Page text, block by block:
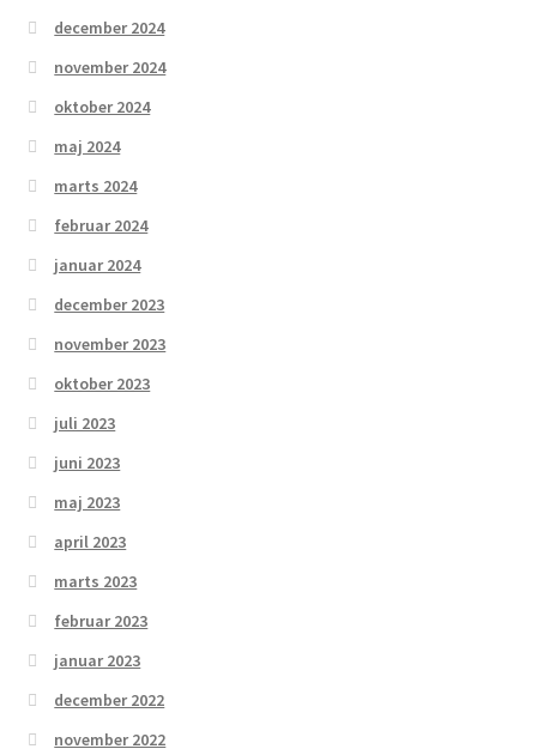
december 2024
november 2024
oktober 2024
maj 2024
marts 2024
februar 2024
januar 2024
december 2023
november 2023
oktober 2023
juli 2023
juni 2023
maj 2023
april 2023
marts 2023
februar 2023
januar 2023
december 2022
november 2022